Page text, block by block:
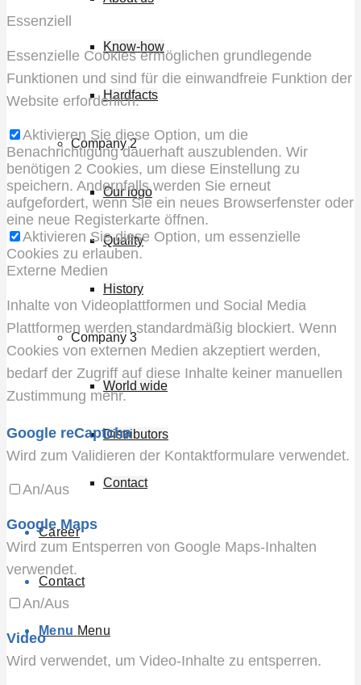
Know-how
Hardfacts
Company 2
Our logo
Quality
History
Company 3
World wide
Distributors
Contact
Career
Contact
Menu Menu
Essenziell
Essenzielle Cookies ermöglichen grundlegende
Funktionen und sind für die einwandfreie Funktion der
Website erforderlich.
Aktivieren Sie diese Option, um die
Benachrichtigung dauerhaft auszublenden. Wir
benötigen 2 Cookies, um diese Einstellung zu
speichern. Andernfalls werden Sie erneut
aufgefordert, wenn Sie ein neues Browserfenster oder
eine neue Registerkarte öffnen.
Aktivieren Sie diese Option, um essenzielle
Cookies zu erlauben.
Externe Medien
Inhalte von Videoplattformen und Social Media
Plattformen werden standardmäßig blockiert. Wenn
Cookies von externen Medien akzeptiert werden,
bedarf der Zugriff auf diese Inhalte keiner manuellen
Zustimmung mehr.
Google reCaptcha
Wird zum Validieren der Kontaktformulare verwendet.
An/Aus
Google Maps
Wird zum Entsperren von Google Maps-Inhalten
verwendet.
An/Aus
Video
Wird verwendet, um Video-Inhalte zu entsperren.